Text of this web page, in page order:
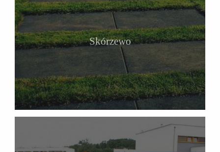
Skórzewo